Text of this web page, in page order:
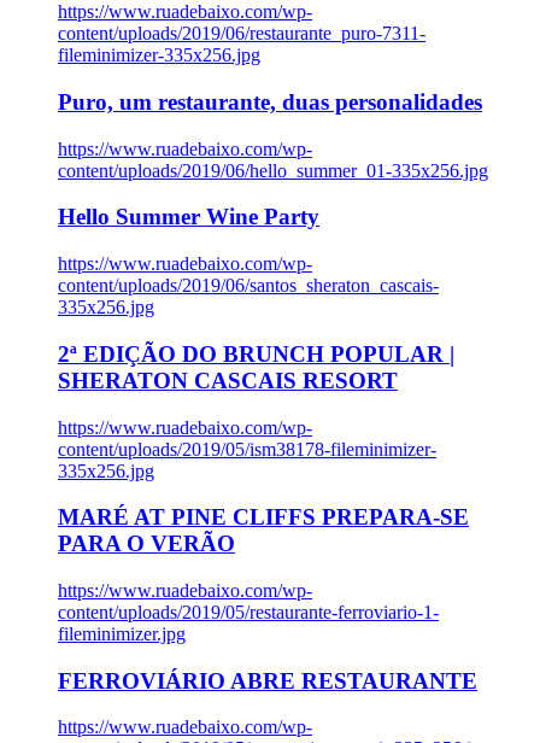
https://www.ruadebaixo.com/wp-
content/uploads/2019/06/restaurante_puro-7311-
fileminimizer-335x256.jpg
Puro, um restaurante, duas personalidades
https://www.ruadebaixo.com/wp-
content/uploads/2019/06/hello_summer_01-335x256.jpg
Hello Summer Wine Party
https://www.ruadebaixo.com/wp-
content/uploads/2019/06/santos_sheraton_cascais-
335x256.jpg
2ª EDIÇÃO DO BRUNCH POPULAR |
SHERATON CASCAIS RESORT
https://www.ruadebaixo.com/wp-
content/uploads/2019/05/ism38178-fileminimizer-
335x256.jpg
MARÉ AT PINE CLIFFS PREPARA-SE
PARA O VERÃO
https://www.ruadebaixo.com/wp-
content/uploads/2019/05/restaurante-ferroviario-1-
fileminimizer.jpg
FERROVIÁRIO ABRE RESTAURANTE
https://www.ruadebaixo.com/wp-